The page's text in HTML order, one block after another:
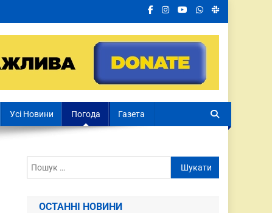
Усі Новини Погода Газета
ОСТАННІ НОВИНИ